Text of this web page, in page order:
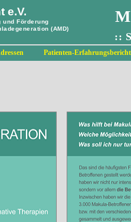
e.V.
und Förderung
(AMD)
::
Patienten-